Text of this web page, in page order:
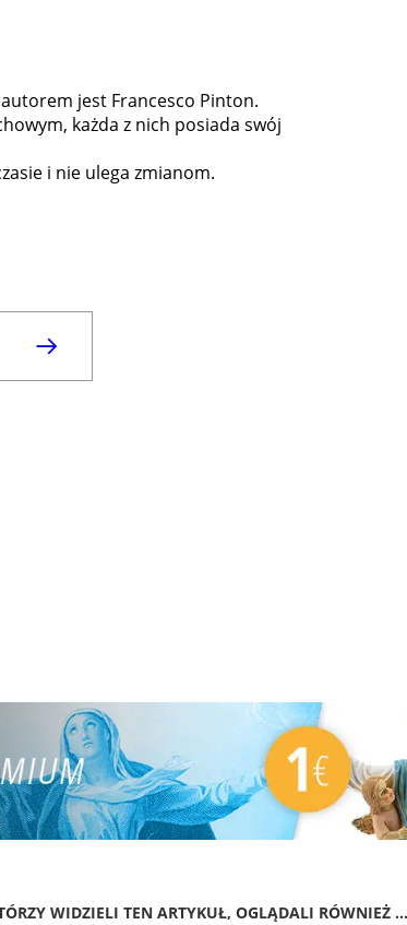
autorem jest Francesco Pinton.
każda z nich posiada swój
i nie ulega zmianom.
WIDZIELI TEN ARTYKUŁ, OGLĄDALI RÓWNIEŻ ...